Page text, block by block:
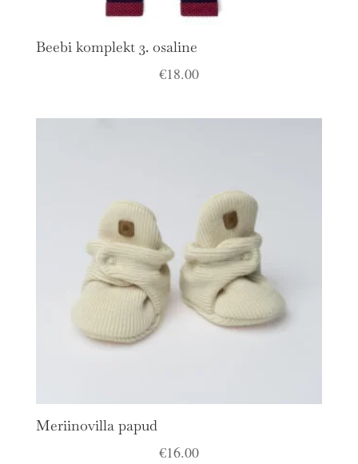
Beebi komplekt 3. osaline
€18.00
Meriinovilla papud
€16.00